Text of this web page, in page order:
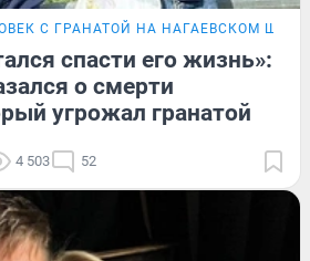
С ГРАНАТОЙ НА НАГАЕВСКОМ
спасти его жизнь»:
о смерти
угрожал гранатой
4 503 52